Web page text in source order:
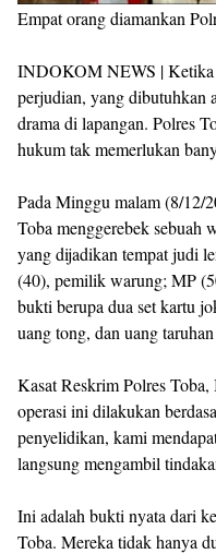
Empat orang diamankan
INDOKOM NEWS | Ketika
perjudian, yang dibutuhkan
drama di lapangan. Polres
hukum tak memerlukan
Pada Minggu malam (8/12/
Toba menggerebek sebuah
yang dijadikan tempat judi
(40), pemilik warung; MP
bukti berupa dua set kartu
uang tong, dan uang
Kasat Reskrim Polres
operasi ini dilakukan
penyelidikan, kami
langsung mengambil
Ini adalah bukti nyata dari
Toba. Mereka tidak hanya